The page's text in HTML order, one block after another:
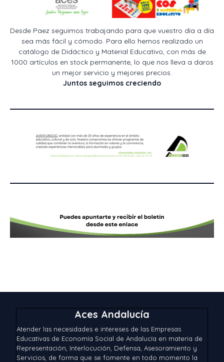
Desde Paez seguimos trabajando para que vuestro día a día
sea más fácil y cómodo. Para ello hemos realizado un
catálogo de Didáctico y Material Educativo, con más de
1000 artículos en stock permanente, lo que nos lleva a daros
un mejor servicio y mejores precios.
Juntos seguimos creciendo
Aces Andalucía
Atender las necesidades e intereses de las Empresas
Educativas de Economía Social de Andalucía en materia de
Representación, Interlocución, Defensa, Asesoramiento y
Servicios, de forma que se fomente en todo momento la